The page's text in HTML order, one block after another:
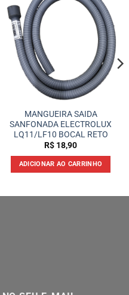
MANGUEIRA SAIDA
SANFONADA ELECTROLUX
LQ11/LF10 BOCAL RETO
R$ 18,90
ADICIONAR AO CARRINHO